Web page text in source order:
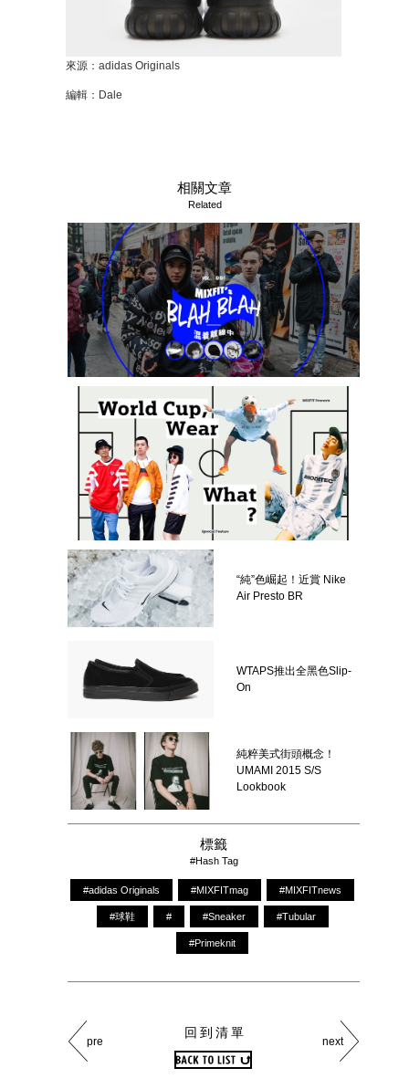
來源：adidas Originals
編輯：Dale
相關文章
Related
“純”色崛起！近賞 Nike
Air Presto BR
WTAPS推出全黑色Slip-
On
純粹美式街頭概念！
UMAMI 2015 S/S
Lookbook
標籤
#Hash Tag
#adidas Originals #MIXFITmag #MIXFITnews
#球鞋 # #Sneaker #Tubular
#Primeknit
pre next
回到清單